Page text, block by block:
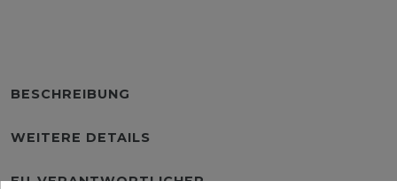
BESCHREIBUNG
WEITERE DETAILS
EU-VERANTWORTLICHER